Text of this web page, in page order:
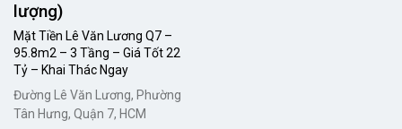
lượng)
Mặt Tiền Lê Văn Lương Q7 –
95.8m2 – 3 Tầng – Giá Tốt 22
Tỷ – Khai Thác Ngay
Đường Lê Văn Lương, Phường
Tân Hưng, Quận 7, HCM